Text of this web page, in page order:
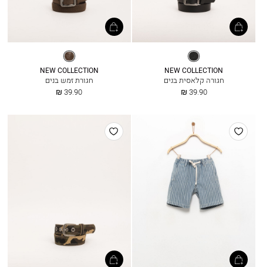
שחור
NEW COLLECTION
חגורה קלאסית בנים
החל
39.90 ₪
שוקולד
NEW COLLECTION
חגורת זמש בנים
החל
39.90 ₪
הוסף
למועדפים
הוסף
למועדפים